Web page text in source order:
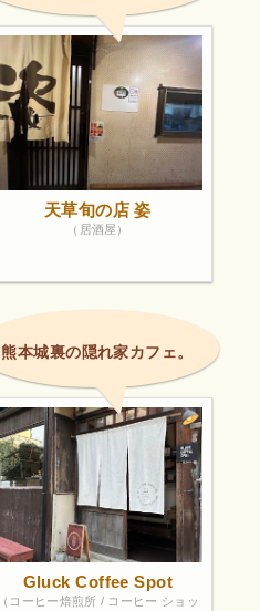
天草旬の店 姿
（居酒屋）
熊本城裏の隠れ家カフェ。
Gluck Coffee Spot
（コーヒー焙煎所 / コーヒー ショッ